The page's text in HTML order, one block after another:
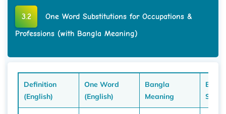
3.2
One Word Substitutions for Occupations &
Professions (with Bangla Meaning)
Definition
(English)
One Word
(English)
Bangla
Meaning